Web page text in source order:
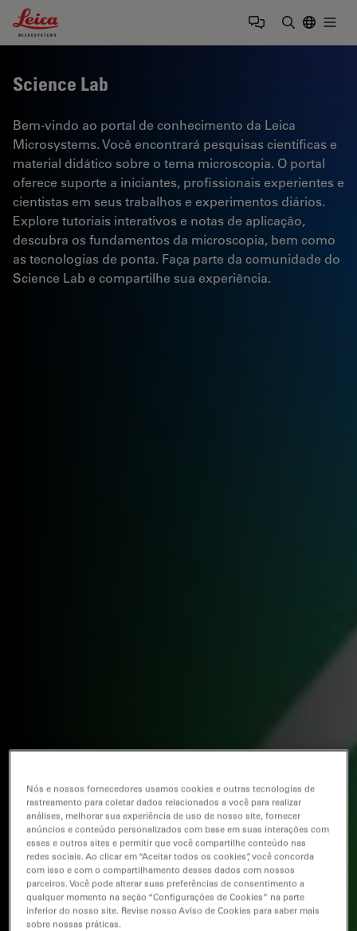
Leica Microsystems Logo
Science Lab
Bem-vindo ao portal de conhecimento da Leica
Microsystems. Você encontrará pesquisas científicas e
material didático sobre o tema microscopia. O portal
oferece suporte a iniciantes, profissionais experientes e
cientistas em seus trabalhos e experimentos diários.
Explore tutoriais interativos e notas de aplicação,
descubra os fundamentos da microscopia, bem como
as tecnologias de ponta. Faça parte da comunidade do
Science Lab e compartilhe sua experiência.
Nós e nossos fornecedores usamos cookies e outras tecnologias de
rastreamento para coletar dados relacionados a você para realizar
análises, melhorar sua experiência de uso de nosso site, fornecer
anúncios e conteúdo personalizados com base em suas interações com
esses e outros sites e permitir que você compartilhe conteúdo nas
redes sociais. Ao clicar em “Aceitar todos os cookies”, você concorda
com isso e com o compartilhamento desses dados com nossos
parceiros. Você pode alterar suas preferências de consentimento a
qualquer momento na seção “Configurações de Cookies” na parte
inferior do nosso site. Revise nosso Aviso de Cookies para saber mais
sobre nossas práticas.